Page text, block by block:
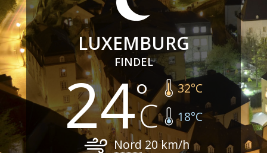
LUXEMBURG
FINDEL
24 32°C
18°C
Nord 20km/h